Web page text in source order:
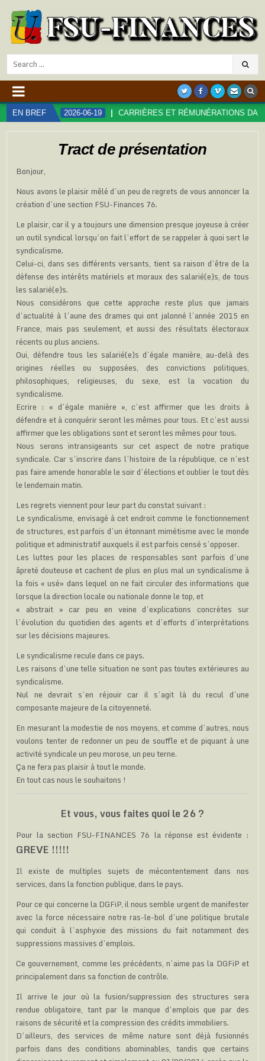
Search
for:
EN BREF2026-06-19 CARRIÈRES ET RÉMUNÉRATIONS DANS LA
Tract de présentation
Bonjour,
Nous avons le plaisir mêlé d’un peu de regrets de vous annoncer la
création d’une section FSU-Finances 76.
Le plaisir, car il y a toujours une dimension presque joyeuse à créer
un outil syndical lorsqu’on fait l’effort de se rappeler à quoi sert le
syndicalisme.
Celui-ci, dans ses différents versants, tient sa raison d’être de la
défense des intérêts matériels et moraux des salarié(e)s, de tous
les salarié(e)s.
Nous considérons que cette approche reste plus que jamais
d’actualité à l’aune des drames qui ont jalonné l’année 2015 en
France, mais pas seulement, et aussi des résultats électoraux
récents ou plus anciens.
Oui, défendre tous les salarié(e)s d’égale manière, au-delà des
origines réelles ou supposées, des convictions politiques,
philosophiques, religieuses, du sexe, est la vocation du
syndicalisme.
Ecrire : « d’égale manière », c’est affirmer que les droits à
défendre et à conquérir seront les mêmes pour tous. Et c’est aussi
affirmer que les obligations sont et seront les mêmes pour tous.
Nous serons intransigeants sur cet aspect de notre pratique
syndicale. Car s’inscrire dans l’histoire de la république, ce n’est
pas faire amende honorable le soir d’élections et oublier le tout dès
le lendemain matin.
Les regrets viennent pour leur part du constat suivant :
Le syndicalisme, envisagé à cet endroit comme le fonctionnement
de structures, est parfois d’un étonnant mimétisme avec le monde
politique et administratif auxquels il est parfois censé s’opposer.
Les luttes pour les places de responsables sont parfois d’une
âpreté douteuse et cachent de plus en plus mal un syndicalisme à
la fois « usé» dans lequel on ne fait circuler des informations que
lorsque la direction locale ou nationale donne le top, et
« abstrait » car peu en veine d’explications concrètes sur
l’évolution du quotidien des agents et d’efforts d’interprétations
sur les décisions majeures.
Le syndicalisme recule dans ce pays.
Les raisons d’une telle situation ne sont pas toutes extérieures au
syndicalisme.
Nul ne devrait s’en réjouir car il s’agit là du recul d’une
composante majeure de la citoyenneté.
En mesurant la modestie de nos moyens, et comme d’autres, nous
voulons tenter de redonner un peu de souffle et de piquant à une
activité syndicale un peu morose, un peu terne.
Ça ne fera pas plaisir à tout le monde.
En tout cas nous le souhaitons !
Et vous, vous faites quoi le 26 ?
Pour la section FSU-FINANCES 76 la réponse est évidente :
GREVE !!!!!
Il existe de multiples sujets de mécontentement dans nos
services, dans la fonction publique, dans le pays.
Pour ce qui concerne la DGFiP, il nous semble urgent de manifester
avec la force nécessaire notre ras-le-bol d’une politique brutale
qui conduit à l’asphyxie des missions du fait notamment des
suppressions massives d’emplois.
Ce gouvernement, comme les précédents, n’aime pas la DGFiP et
principalement dans sa fonction de contrôle.
Il arrive le jour où la fusion/suppression des structures sera
rendue obligatoire, tant par le manque d’emplois que par des
raisons de sécurité et la compression des crédits immobiliers.
D’ailleurs, des services de même nature sont déjà fusionnés
parfois dans des conditions abominables, tandis que certains